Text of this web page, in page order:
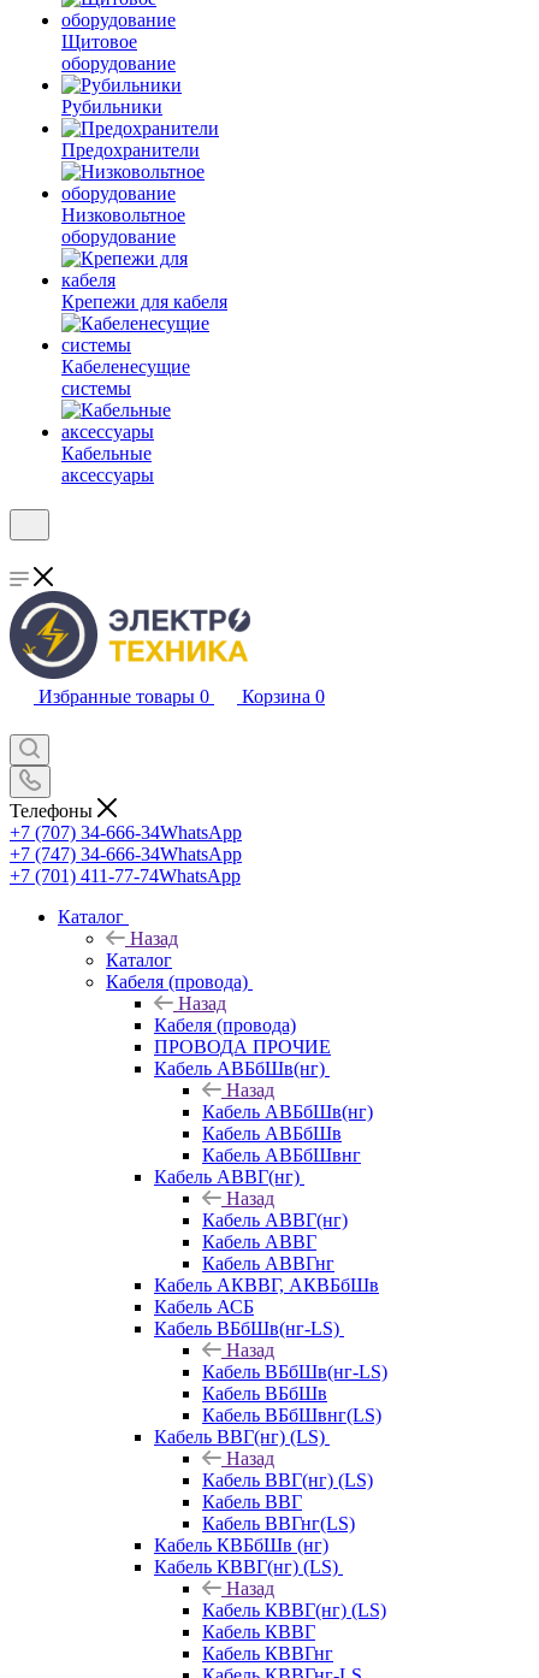
Щитовое
оборудование
Рубильники
Предохранители
Низковольтное
оборудование
Крепежи для кабеля
Кабеленесущие
системы
Кабельные
аксессуары
Избранные товары 0 Корзина 0
Телефоны
+7 (707) 34-666-34WhatsApp
+7 (747) 34-666-34WhatsApp
+7 (701) 411-77-74WhatsApp
Каталог
Назад
Каталог
Кабеля (провода)
Назад
Кабеля (провода)
ПРОВОДА ПРОЧИЕ
Кабель АВБбШв(нг)
Назад
Кабель АВБбШв(нг)
Кабель АВБбШв
Кабель АВБбШвнг
Кабель АВВГ(нг)
Назад
Кабель АВВГ(нг)
Кабель АВВГ
Кабель АВВГнг
Кабель АКВВГ, АКВБбШв
Кабель АСБ
Кабель ВБбШв(нг-LS)
Назад
Кабель ВБбШв(нг-LS)
Кабель ВБбШв
Кабель ВБбШвнг(LS)
Кабель ВВГ(нг) (LS)
Назад
Кабель ВВГ(нг) (LS)
Кабель ВВГ
Кабель ВВГнг(LS)
Кабель КВБбШв (нг)
Кабель КВВГ(нг) (LS)
Назад
Кабель КВВГ(нг) (LS)
Кабель КВВГ
Кабель КВВГнг